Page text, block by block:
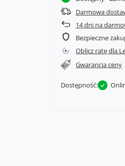
Darmowa
14dni na
Bezpieczne
Oblicz ratę dla
Gwarancja ceny
Dostępność: